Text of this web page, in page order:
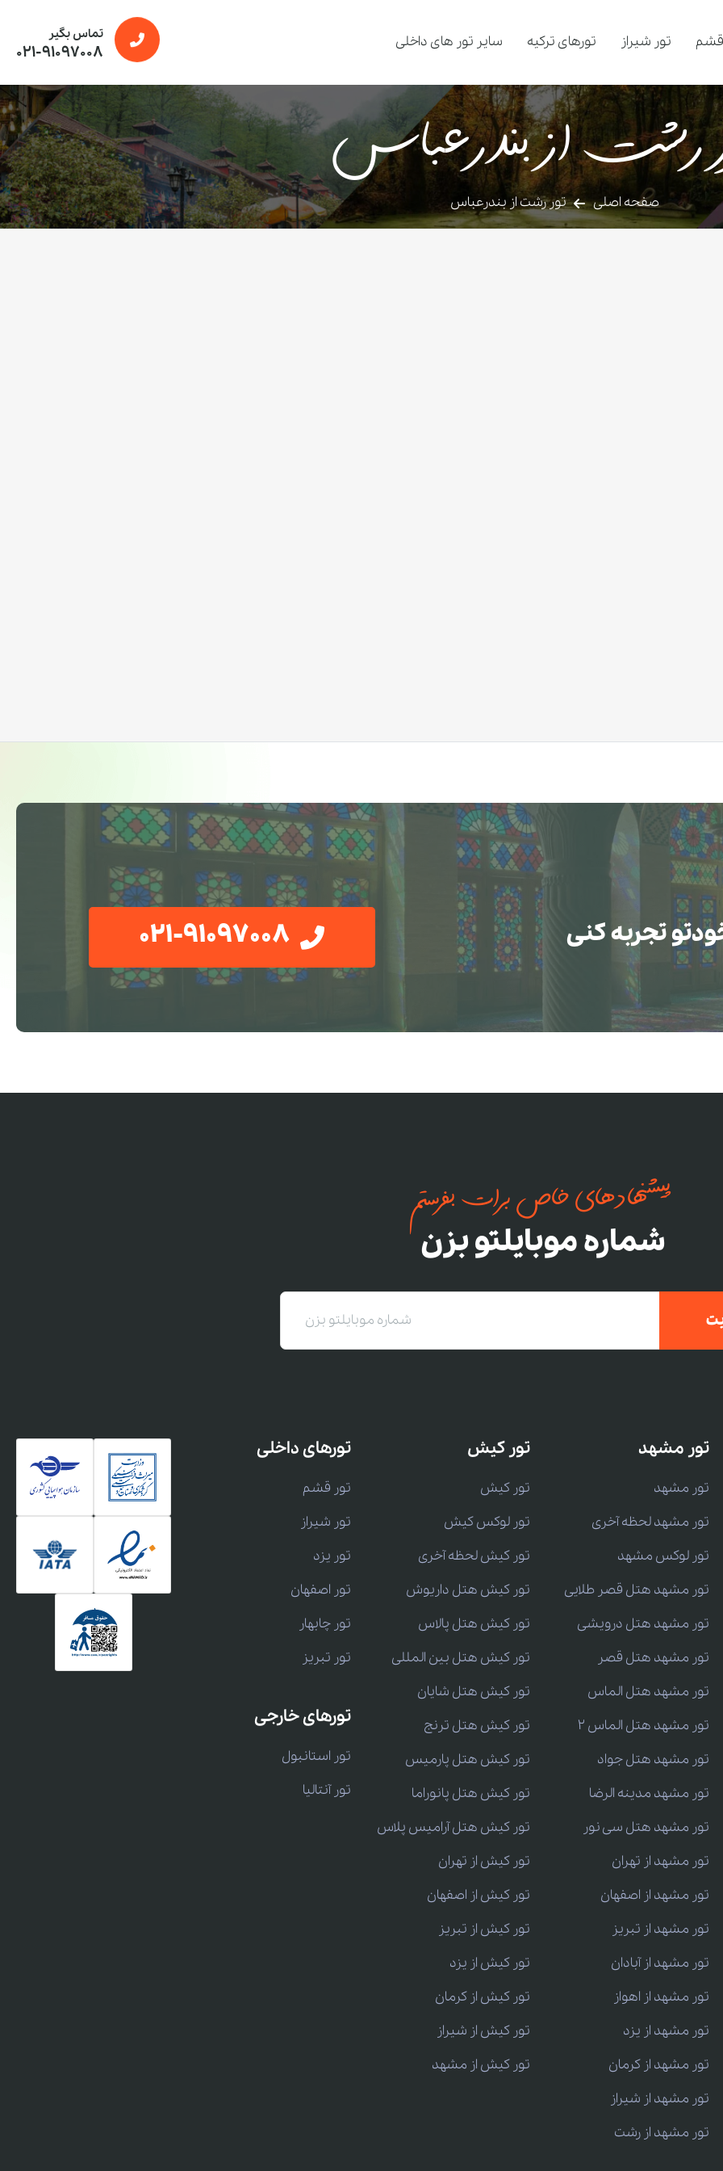
قشم تور شیراز تورهای ترکیه سایر تور های داخلی تماس بگیر
021-91097008
رشت از بندرعباس
صفحه اصلی تور رشت از بندرعباس
تجربه کنی 021-91097008
پیشنهادهای خاص برات بفرستم
شماره موبایلتو بزن
تور مشهد
تور مشهد
تور مشهد لحظه آخری
تور لوکس مشهد
تور مشهد هتل قصر طلایی
تور مشهد هتل درویشی
تور مشهد هتل قصر
تور مشهد هتل الماس
تور مشهد هتل الماس 2
تور مشهد هتل جواد
تور مشهد مدینه الرضا
تور مشهد هتل سی نور
تور مشهد از تهران
تور مشهد از اصفهان
تور مشهد از تبریز
تور مشهد از آبادان
تور مشهد از اهواز
تور مشهد از یزد
تور مشهد از کرمان
تور مشهد از شیراز
تور مشهد از رشت
تور کیش
تور کیش
تور لوکس کیش
تور کیش لحظه آخری
تور کیش هتل داریوش
تور کیش هتل پالاس
تور کیش هتل بین المللی
تور کیش هتل شایان
تور کیش هتل ترنج
تور کیش هتل پارمیس
تور کیش هتل پانوراما
تور کیش هتل آرامیس پلاس
تور کیش از تهران
تور کیش از اصفهان
تور کیش از تبریز
تور کیش از یزد
تور کیش از کرمان
تور کیش از شیراز
تور کیش از مشهد
تورهای داخلی
تور قشم
تور شیراز
تور یزد
تور اصفهان
تور چابهار
تور تبریز
تورهای خارجی
تور استانبول
تور آنتالیا